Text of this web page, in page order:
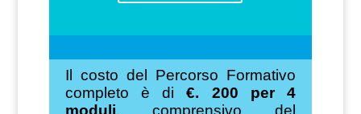
Il costo del Percorso Formativo
completo è di€. 200 per 4
moduli, comprensivo del